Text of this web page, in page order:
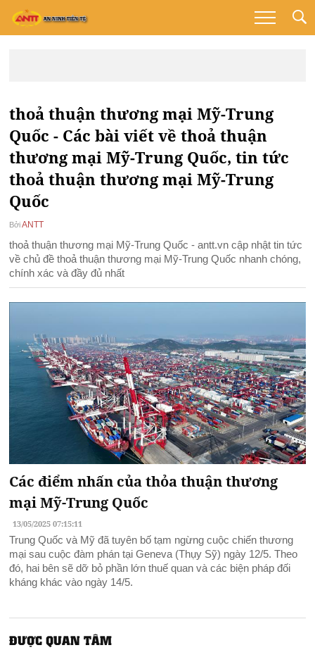
thoả thuận thương mại Mỹ-Trung
Quốc - Các bài viết về thoả thuận
thương mại Mỹ-Trung Quốc, tin tức
thoả thuận thương mại Mỹ-Trung
Quốc
Bởi ANTT
thoả thuận thương mại Mỹ-Trung Quốc - antt.vn cập nhật tin tức
về chủ đề thoả thuận thương mại Mỹ-Trung Quốc nhanh chóng,
chính xác và đầy đủ nhất
Các điểm nhấn của thỏa thuận thương
mại Mỹ-Trung Quốc
13/05/2025 07:15:11
Trung Quốc và Mỹ đã tuyên bố tạm ngừng cuộc chiến thương
mại sau cuộc đàm phán tại Geneva (Thụy Sỹ) ngày 12/5. Theo
đó, hai bên sẽ dỡ bỏ phần lớn thuế quan và các biện pháp đối
kháng khác vào ngày 14/5.
ĐƯỢC QUAN TÂM